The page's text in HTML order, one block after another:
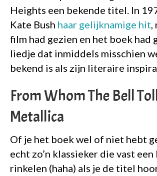
Heights een bekende titel. In
Kate Bush haar gelijknamige hit,
film had gezien en het boek had
liedje dat inmiddels misschien
bekend is als zijn literaire
From Whom The Bell
Metallica
Of je het boek wel of niet hebt
echt zo’n klassieker die vast
rinkelen (haha) als je de titel